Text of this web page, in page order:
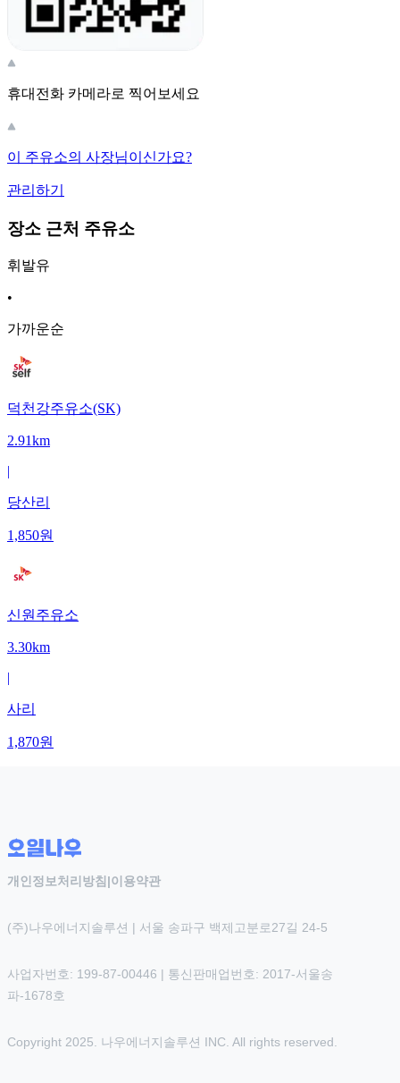
휴대전화 카메라로 찍어보세요
이 주유소의 사장님이신가요?
관리하기
장소 근처 주유소
휘발유
•
가까운순
덕천강주유소(SK)
2.91km
|
당산리
1,850원
신원주유소
3.30km
|
사리
1,870원
개인정보처리방침 |이용약관
(주)나우에너지솔루션 | 서울 송파구 백제고분로27길 24-5
사업자번호: 199-87-00446 | 통신판매업번호: 2017-서울송
파-1678호
Copyright 2025. 나우에너지솔루션 INC. All rights reserved.